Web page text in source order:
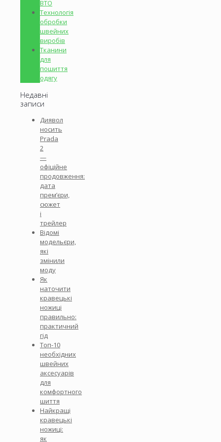
ВТО
Технологія
обробки
швейних
виробів
Тканини
для
пошиття
одягу
Недавні
записи
Диявол
носить
Prada
2
—
офіційне
продовження:
дата
прем’єри,
сюжет
і
трейлер
Відомі
модельєри,
які
змінили
моду
Як
наточити
кравецькі
ножиці
правильно:
практичний
гід
Топ-10
необхідних
швейних
аксесуарів
для
комфортного
шиття
Найкращі
кравецькі
ножиці:
як